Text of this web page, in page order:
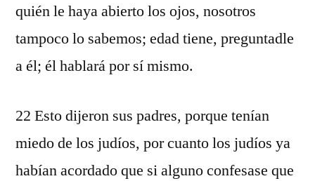
quién le haya abierto los ojos, nosotros
tampoco lo sabemos; edad tiene, preguntadle
a él; él hablará por sí mismo.
22 Esto dijeron sus padres, porque tenían
miedo de los judíos, por cuanto los judíos ya
habían acordado que si alguno confesase que